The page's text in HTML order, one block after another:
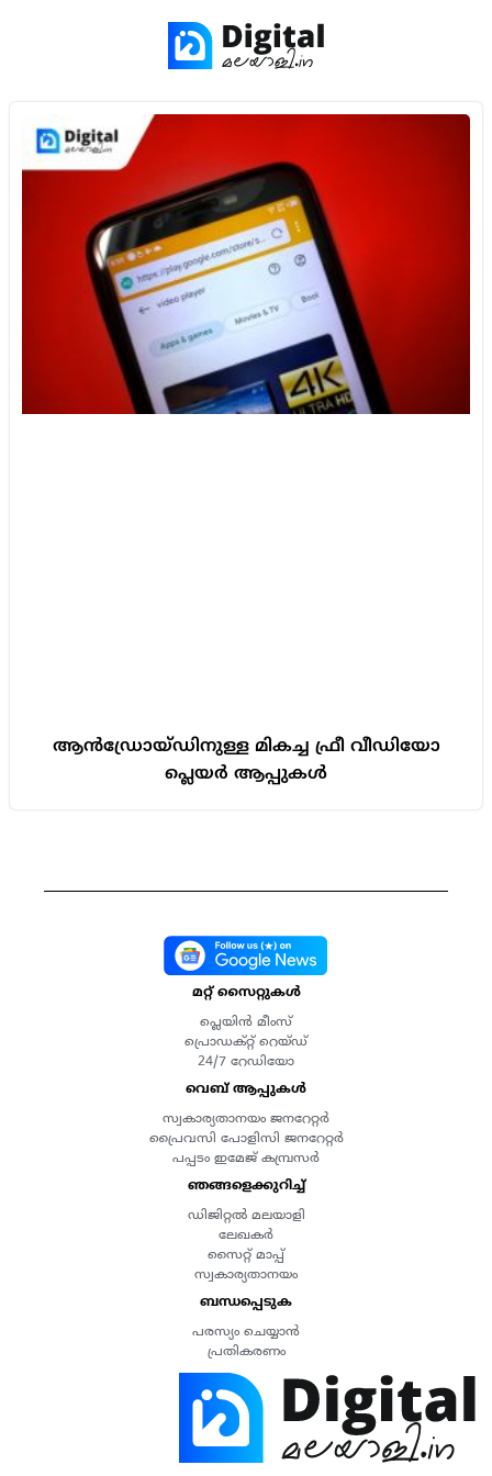
ആൻഡ്രോയ്ഡിനുള്ള മികച്ച ഫ്രീ വീഡിയോ
പ്ലെയർ ആപ്പുകൾ
മറ്റ് സൈറ്റുകൾ
പ്ലെയിൻ മീംസ്
പ്രൊഡക്റ്റ് റെയ്ഡ്
24/7 റേഡിയോ
വെബ് ആപ്പുകൾ
സ്വകാര്യതാനയം ജനറേറ്റർ
പ്രൈവസി പോളിസി ജനറേറ്റർ
പപ്പടം ഇമേജ് കമ്പ്രസർ
ഞങ്ങളെക്കുറിച്ച്
ഡിജിറ്റൽ മലയാളി
ലേഖകർ
സൈറ്റ് മാപ്പ്
സ്വകാര്യതാനയം
ബന്ധപ്പെടുക
പരസ്യം ചെയ്യാൻ
പ്രതികരണം